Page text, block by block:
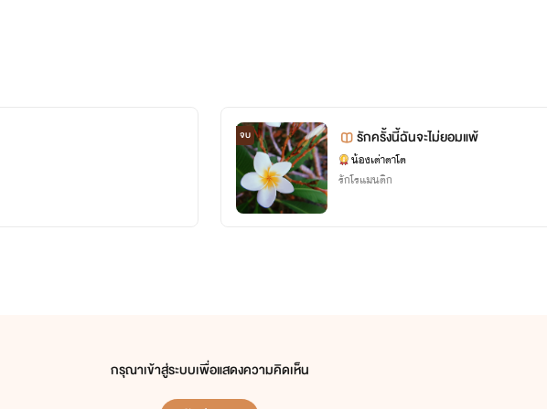
จบ รักครั้งนี้ฉันจะไม่ยอมแพ้
น้องเต่าตาโต
รักโรแมนติก
กรุณาเข้าสู่ระบบเพื่อแสดงความคิดเห็น